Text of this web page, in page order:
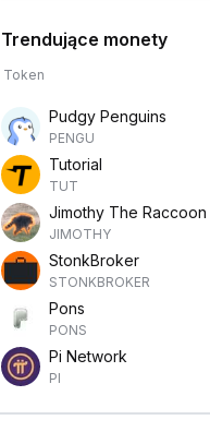
Trendujące monety
Token
Pudgy Penguins
PENGU
Tutorial
TUT
Jimothy The Raccoon
JIMOTHY
StonkBroker
STONKBROKER
Pons
PONS
Pi Network
PI